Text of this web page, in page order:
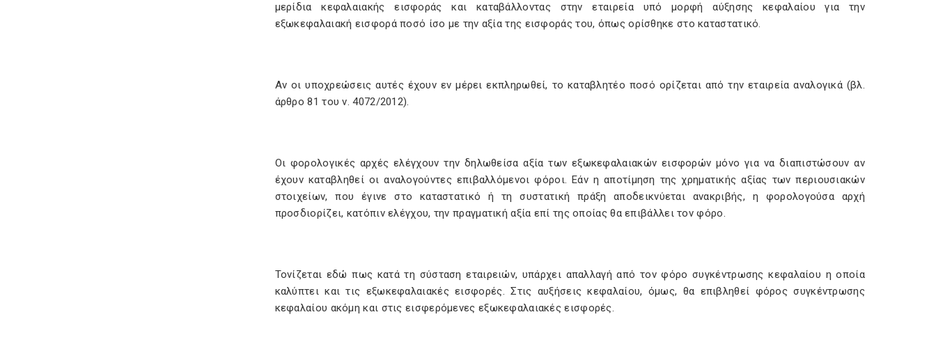
μερίδια κεφαλαιακής εισφοράς και καταβάλλοντας στην εταιρεία υπό μορφή αύξησης κεφαλαίου για την
εξωκεφαλαιακή εισφορά ποσό ίσο με την αξία της εισφοράς του, όπως ορίσθηκε στο καταστατικό.
Αν οι υποχρεώσεις αυτές έχουν εν μέρει εκπληρωθεί, το καταβλητέο ποσό ορίζεται από την εταιρεία αναλογικά (βλ.
άρθρο 81 του ν. 4072/2012).
Οι φορολογικές αρχές ελέγχουν την δηλωθείσα αξία των εξωκεφαλαιακών εισφορών μόνο για να διαπιστώσουν αν
έχουν καταβληθεί οι αναλογούντες επιβαλλόμενοι φόροι. Εάν η αποτίμηση της χρηματικής αξίας των περιουσιακών
στοιχείων, που έγινε στο καταστατικό ή τη συστατική πράξη αποδεικνύεται ανακριβής, η φορολογούσα αρχή
προσδιορίζει, κατόπιν ελέγχου, την πραγματική αξία επί της οποίας θα επιβάλλει τον φόρο.
Τονίζεται εδώ πως κατά τη σύσταση εταιρειών, υπάρχει απαλλαγή από τον φόρο συγκέντρωσης κεφαλαίου η οποία
καλύπτει και τις εξωκεφαλαιακές εισφορές. Στις αυξήσεις κεφαλαίου, όμως, θα επιβληθεί φόρος συγκέντρωσης
κεφαλαίου ακόμη και στις εισφερόμενες εξωκεφαλαιακές εισφορές.